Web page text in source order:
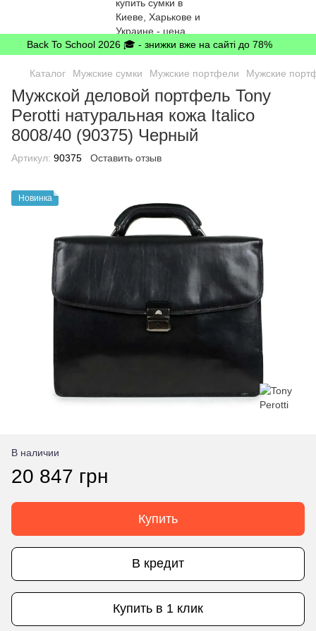
Back To School 2026 🎓 - знижки вже на сайті до 78%
Каталог Мужские сумки Мужские портфели Мужские
Мужской деловой портфель Tony
Perotti натуральная кожа Italico
8008/40 (90375) Черный
Артикул: 90375 Оставить отзыв
Новинка
В наличии
20 847 грн
Купить
В кредит
Купить в 1 клик